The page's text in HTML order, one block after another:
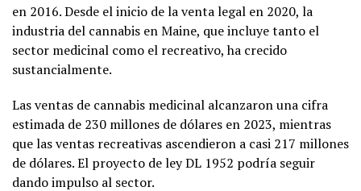
en 2016. Desde el inicio de la venta legal en 2020, la
industria del cannabis en Maine, que incluye tanto el
sector medicinal como el recreativo, ha crecido
sustancialmente.
Las ventas de cannabis medicinal alcanzaron una cifra
estimada de 230 millones de dólares en 2023, mientras
que las ventas recreativas ascendieron a casi 217 millones
de dólares. El proyecto de ley DL 1952 podría seguir
dando impulso al sector.